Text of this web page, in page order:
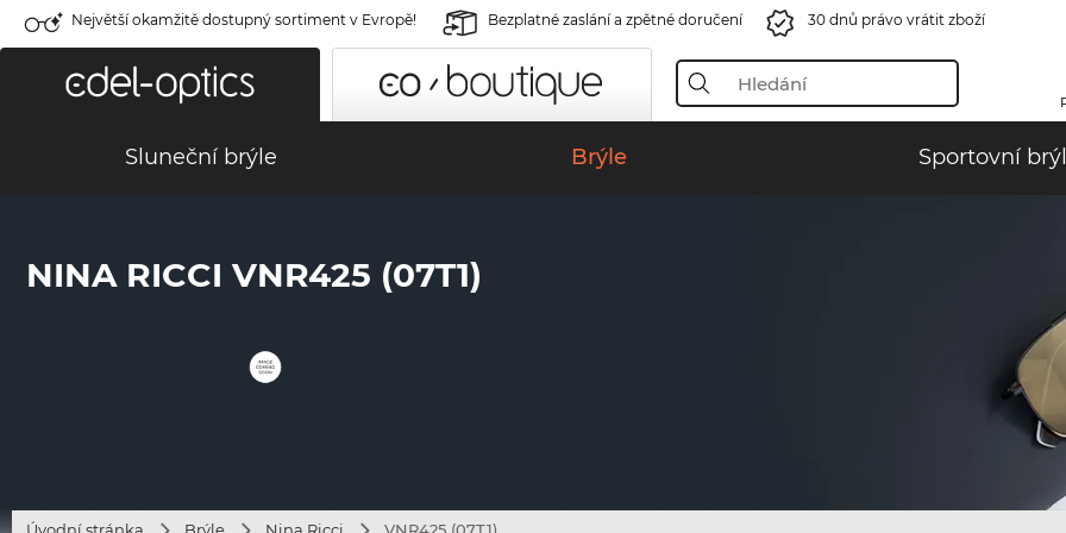
Největší okamžitě dostupný sortiment v Evropě! Bezplatné zaslání a zpětné doručení 30 dnů právo vrátit zboží
Sluneční brýle Brýle Sportovní
NINA RICCI VNR425 (07T1)